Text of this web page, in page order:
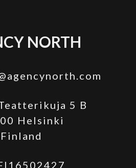
NORTH
5 B
Helsinki
Finland